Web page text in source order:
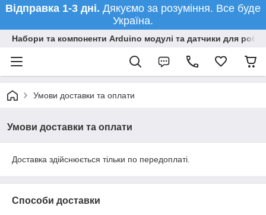
Відправка 1-3 дні. Дякуємо за розуміння. Все буде
Україна.
Набори та компоненти Arduino модулі та датчики для
Умови доставки та оплати
Умови доставки та оплати
Доставка здійснюється тільки по передоплаті.
Способи доставки